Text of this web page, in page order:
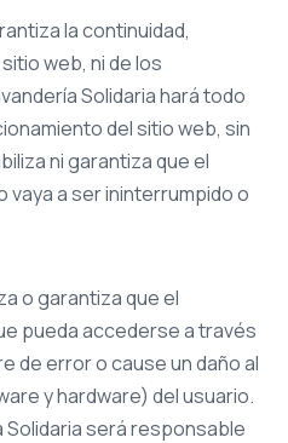
la continuidad,
web, ni de los
Solidaria hará todo
del sitio web, sin
ni garantiza que el
a ser ininterrumpido o
o garantiza que el
pueda accederse a través
de error o cause un daño al
y hardware) del usuario.
Solidaria será responsable